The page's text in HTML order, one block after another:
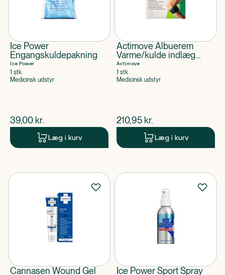
Ice Power
Engangskuldepakning
Ice Power
1 stk
Medicinsk udstyr
$nuværende pris
39,00 kr.
Læg i kurv
Actimove Albuerem
Varme/kulde indlæg
Sports Edition Universel
størrelse
Actimove
1 stk
Medicinsk udstyr
$nuværende pris
210,95 kr.
Læg i kurv
Cannasen Wound Gel Ice Power Sport Spray